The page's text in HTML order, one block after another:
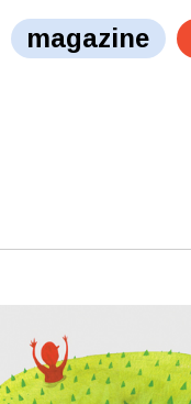
magazine